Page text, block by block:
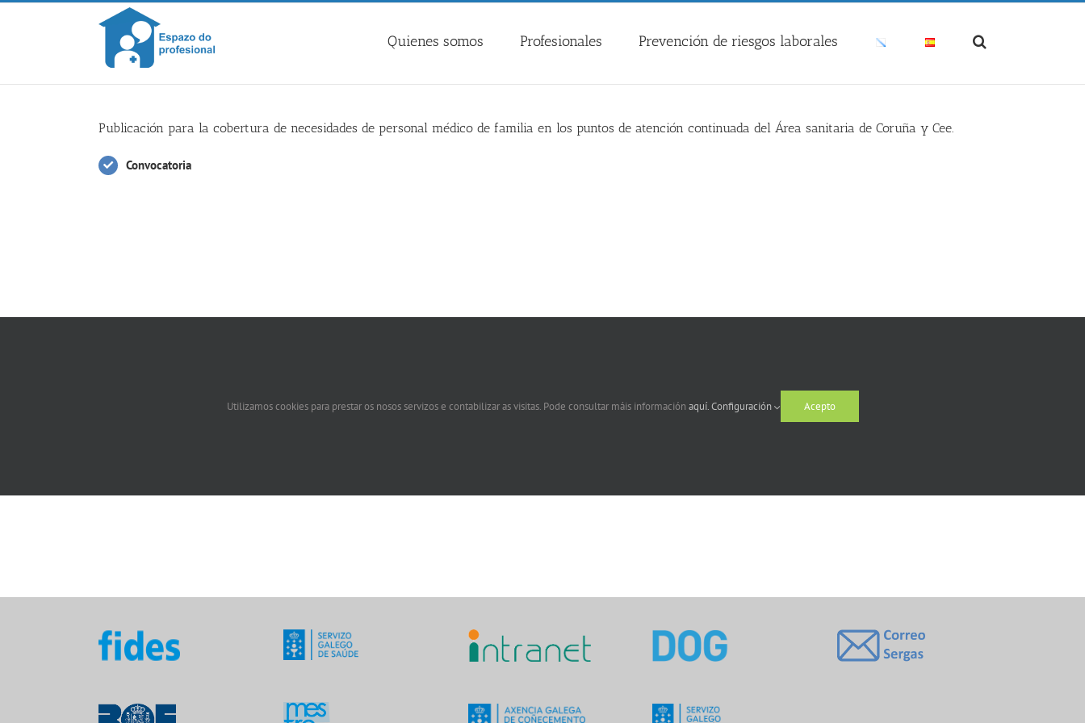
Skip
Quienes somos Profesionales Prevención de riesgos laborales
Publicación para la cobertura de necesidades de personal médico de familia en los puntos de atención continuada del Área sanitaria de Coruña y Cee.
Convocatoria
Utilizamos cookies para prestar os nosos servizos e contabilizar as visitas. Pode consultar máis información aquí.Configuración Acepto